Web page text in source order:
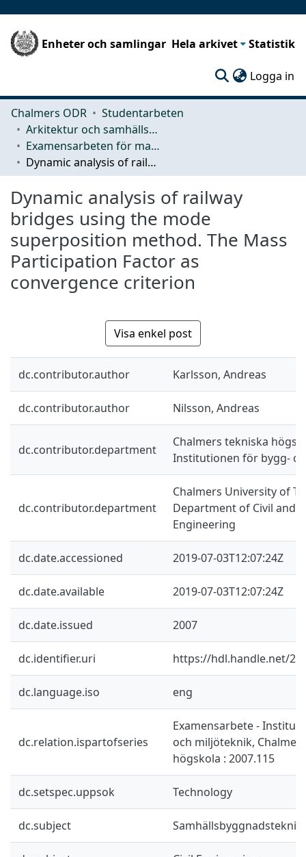
Enheter och samlingar Hela arkivet Statistik
Logga in
Chalmers ODR
Studentarbeten
Arkitektur och samhällsbyggnadsteknik (ACE)
Examensarbeten för masterexamen
Dynamic analysis of railway bridges using the mode superposition method. The Mass Participation Factor as convergence criterion
Dynamic analysis of railway
bridges using the mode
superposition method. The Mass
Participation Factor as
convergence criterion
Visa enkel post
dc.contributor.author Karlsson, Andreas
dc.contributor.author Nilsson, Andreas
dc.contributor.department
Chalmers tekniska
Institutionen för bygg-
dc.contributor.department
Chalmers University of
Department of Civil and
Engineering
dc.date.accessioned 2019-07-03T12:07:24Z
dc.date.available 2019-07-03T12:07:24Z
dc.date.issued 2007
dc.identifier.uri https://hdl.handle.net/
dc.language.iso eng
dc.relation.ispartofseries
Examensarbete -
och miljöteknik,
högskola : 2007.115
dc.setspec.uppsok Technology
dc.subject Samhällsbyggnadsteknik